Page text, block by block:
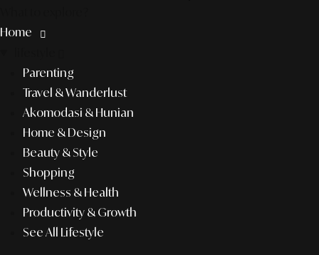
Home
Parenting
Travel & Wanderlust
Akomodasi & Hunian
Home & Design
Beauty & Style
Shopping
Wellness & Health
Productivity & Growth
See All Lifestyle